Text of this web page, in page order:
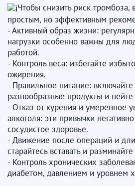
Чтобы снизить риск тромбоза,
простым, но эффективным
- Активный образ жизни:
нагрузки особенно важны для
работой.
- Контроль веса: избегайте
ожирения.
- Правильное питание:
разнообразные продукты и
- Отказ от курения и умеренное
алкоголя: эти привычки
сосудистое здоровье.
- Движение после операций и
старайтесь вставать и
- Контроль хронических
диабетом, давлением и уровнем